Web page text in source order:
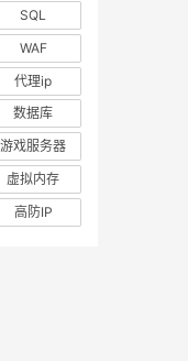
SQL
WAF
代理ip
数据库
游戏服务器
虚拟内存
高防IP